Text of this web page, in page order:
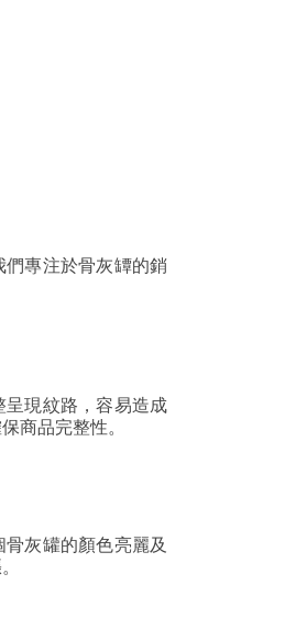
專注於骨灰罈的銷
呈現紋路，容易造成
商品完整性。
灰罐的顏色亮麗及